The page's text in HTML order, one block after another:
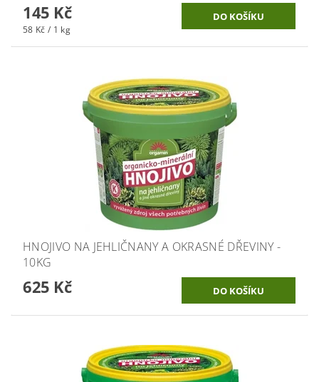
145 Kč
58 Kč / 1 kg
HNOJIVO NA JEHLIČNANY A OKRASNÉ DŘEVINY -
10KG
625 Kč